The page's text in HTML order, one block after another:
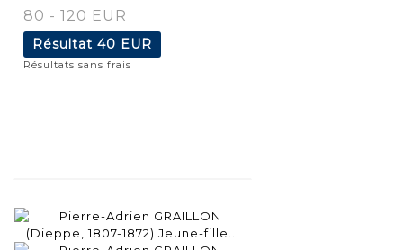
80 - 120 EUR
Résultat 40 EUR
Résultats sans frais